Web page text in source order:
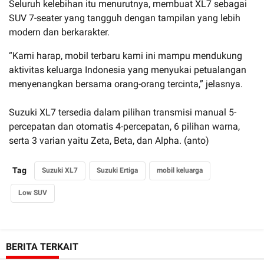
Seluruh kelebihan itu menurutnya, membuat XL7 sebagai
SUV 7-seater yang tangguh dengan tampilan yang lebih
modern dan berkarakter.
“Kami harap, mobil terbaru kami ini mampu mendukung
aktivitas keluarga Indonesia yang menyukai petualangan
menyenangkan bersama orang-orang tercinta,” jelasnya.
Suzuki XL7 tersedia dalam pilihan transmisi manual 5-
percepatan dan otomatis 4-percepatan, 6 pilihan warna,
serta 3 varian yaitu Zeta, Beta, dan Alpha. (anto)
Tag Suzuki XL7 Suzuki Ertiga mobil keluarga
Low SUV
BERITA TERKAIT